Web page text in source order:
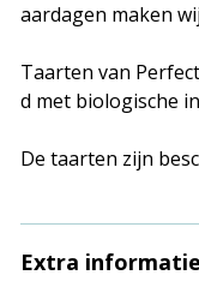
aardagen maken
Taarten van
d met biologische
De taarten zijn
Extra informatie